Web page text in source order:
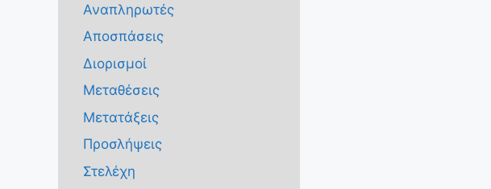
Αναπληρωτές
Αποσπάσεις
Διορισμοί
Μεταθέσεις
Μετατάξεις
Προσλήψεις
Στελέχη